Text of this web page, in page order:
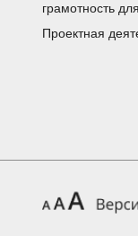
грамотность
Проектная